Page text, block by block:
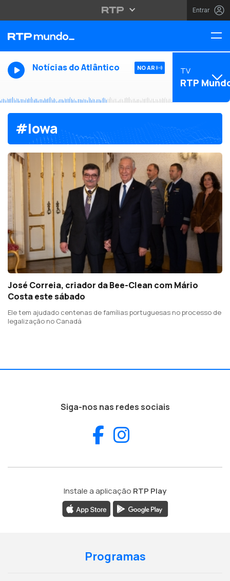
Entrar
Notícias do Atlântico NO AR TV
RTP
#Iowa
José Correia, criador da Bee-Clean com Mário
Costa este sábado
Ele tem ajudado centenas de famílias portuguesas no processo de
legalização no Canadá
Siga-nos nas redes sociais
Facebook
Instale a aplicação RTP Play
Programas